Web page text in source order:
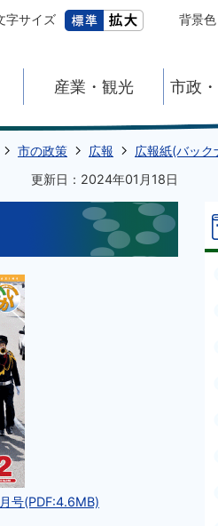
字サイズ 背景色
産業・観光 市政
市の政策 広報 広報紙(バック
更新日：2024年01月18日
号(PDF:4.6MB)